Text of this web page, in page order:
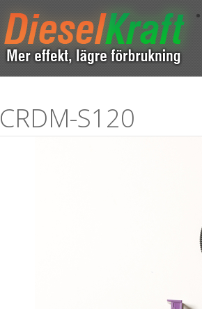
CRDM-S120